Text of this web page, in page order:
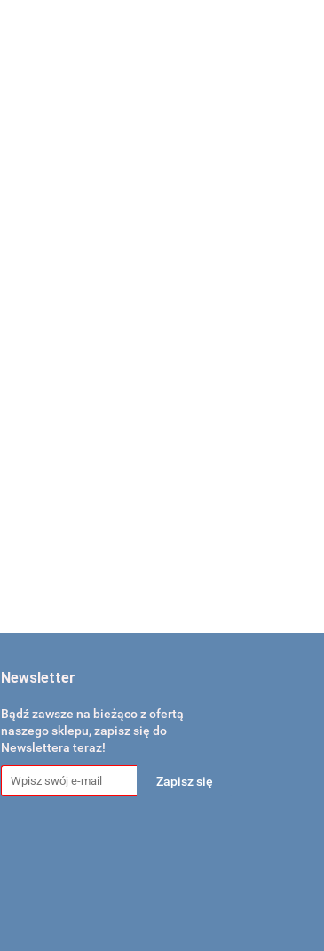
Newsletter
Bądź zawsze na bieżąco z ofertą
naszego sklepu, zapisz się do
Newslettera teraz!